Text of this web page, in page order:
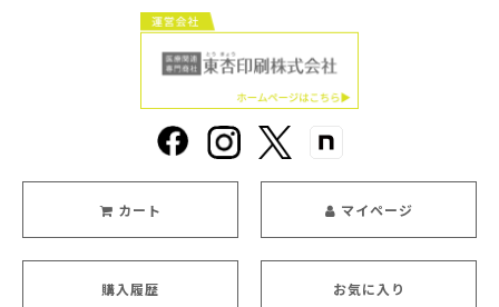
カート マイページ
購入履歴 お気に入り